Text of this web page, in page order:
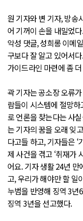
원 기자와 변 기자, 방송
어 기꺼이 손을 내밀었
악성 댓글, 성희롱 이메
구보다 잘 알고 있어서
가이드라인 마련에 좀
곽 기자는 공소장 오류
람들이 시스템에 절망
로 언론을 찾는다는 사
는 기자의 꿈을 오래 잊
다고들 하고, 기자들은 ‘
제 사건을 겪고 ‘취재가
어요. 기자 생활 24년 만
고, 우리가 해야만 할 일
누범을 반영해 징역 3년
징역 3년을 선고했다.